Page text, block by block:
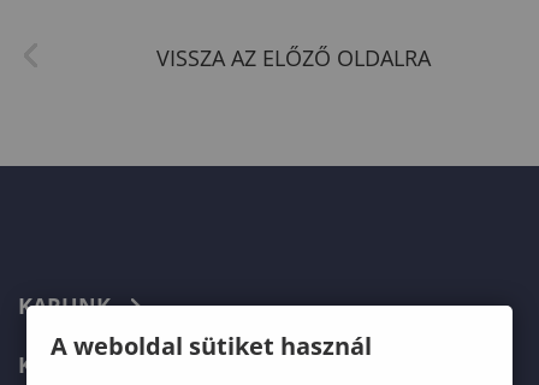
KARUNK
KÉPZÉSEK
A weboldal sütiket használ